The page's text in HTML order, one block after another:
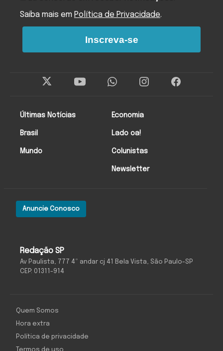
Redação SP
Av Paulista, 777 4º andar cj 41 Bela Vista, São Paulo-SP
CEP: 01311-914
Anuncie Conosco
Últimas Notícias
Brasil
Mundo
Economia
Lado oa!
Colunistas
Newsletter
Saiba mais em Política de Privacidade.
Inscreva-se
Quem Somos
Hora extra
Política de privacidade